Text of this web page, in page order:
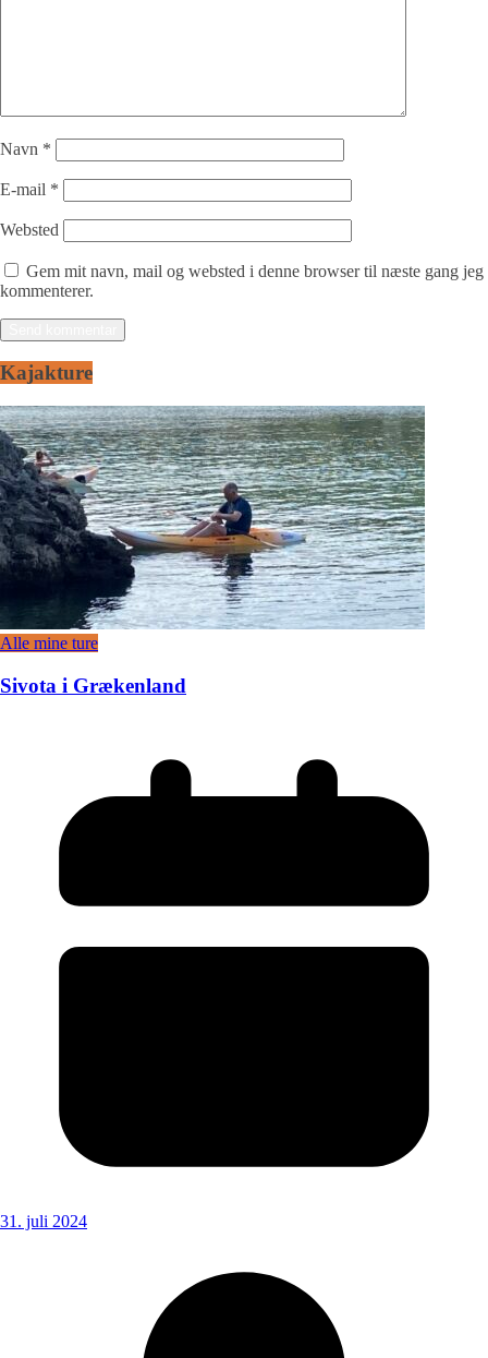
Navn *
E-mail *
Websted
Gem mit navn, mail og websted i denne browser til næste gang jeg
kommenterer.
Kajakture
Alle mine ture
Sivota i Grækenland
31. juli 2024